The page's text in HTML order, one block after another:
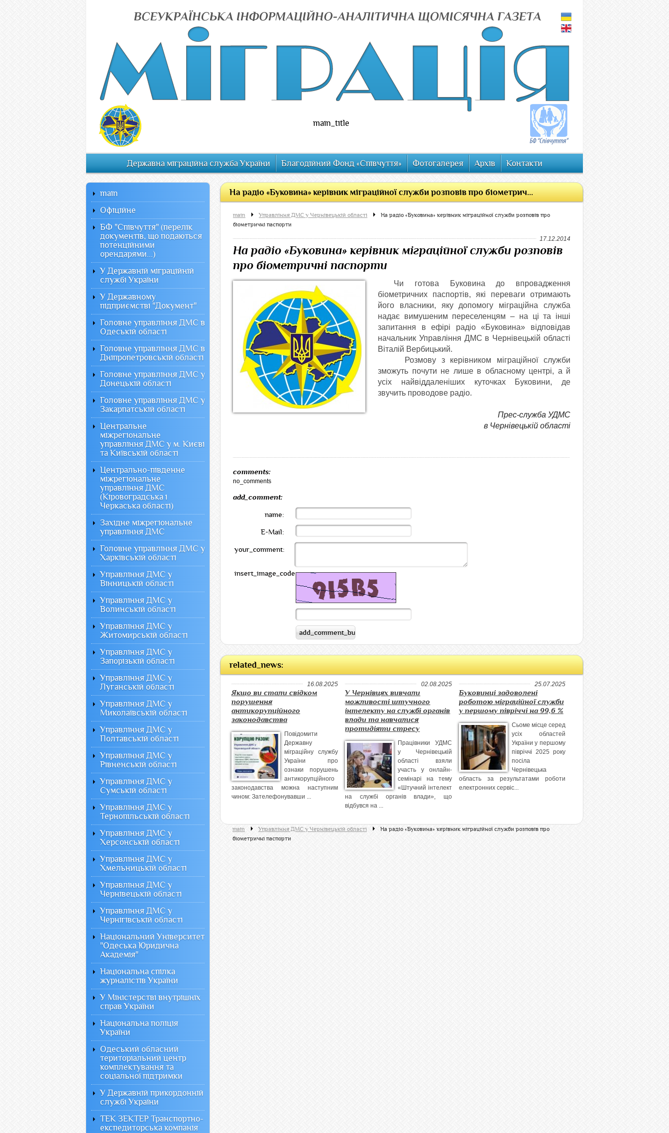
main_title
Державна міграційна служба України Благодійний Фонд «Співчуття» Фотогалерея Архів Контакти
На радіо «Буковина» керівник міграційної служби розповів про біометрич...
main Управління ДМС у Чернівецькій області
На радіо «Буковина» керівник міграційної служби розповів про
біометричні паспорти
17.12.2014
На радіо «Буковина» керівник міграційної служби розповів
про біометричні паспорти
Чи готова Буковина до впровадження
біометричних паспортів, які переваги отримають
його власники, яку допомогу міграційна служба
надає вимушеним переселенцям – на ці та інші
запитання в ефірі радіо «Буковина» відповідав
начальник Управління ДМС в Чернівецькій області
Віталій Вербицький.
Розмову з керівником міграційної служби
зможуть почути не лише в обласному центрі, а й
усіх найвіддаленіших куточках Буковини, де
звучить проводове радіо.
Прес-служба УДМС
в Чернівецькій області
comments:
no_comments
add_comment:
name:
E-Mail:
your_comment:
insert_image_code:
related_news:
16.08.2025
Якщо ви стали свідком
порушення
антикорупційного
законодавства
Повідомити
Державну
міграційну службу
України про
ознаки порушень
антикорупційного
законодавства можна наступним
чином: Зателефонувавши ...
02.08.2025
У Чернівцях вивчали
можливості штучного
інтелекту на службі органів
влади та навчалися
протидіяти стресу
Працівники УДМС
у Чернівецькій
області взяли
участь у онлайн-
семінарі на тему
«Штучний інтелект
на службі органів влади», що
відбувся на ...
25.07.2025
Буковинці задоволені
роботою міграційної служби
у першому півріччі на 99,6 %
Сьоме місце серед
усіх областей
України у першому
півріччі 2025 року
посіла
Чернівецька
область за результатами роботи
електронних сервіс...
main Управління ДМС у Чернівецькій області
На радіо «Буковина» керівник міграційної служби розповів про
біометричні паспорти
main
Офiцiйне
БФ "Співчуття" (перелік
документів, що подаються
потенційними
орендарями...)
У Державній міграційній
службі України
У Державному
підприємстві "Документ"
Головне управління ДМС в
Одеській області
Головне управління ДМС в
Дніпропетровській області
Головне управління ДМС у
Донецькій області
Головне управління ДМС у
Закарпатській області
Центральне
міжрегіональне
управління ДМС у м. Києві
та Київській області
Центрально-південне
міжрегіональне
управління ДМС
(Кіровоградська і
Черкаська області)
Західне міжрегіональне
управління ДМС
Головне управління ДМС у
Харківській області
Управління ДМС у
Вінницькій області
Управління ДМС у
Волинській області
Управління ДМС у
Житомирській області
Управління ДМС у
Запорізькій області
Управління ДМС у
Луганській області
Управління ДМС у
Миколаївській області
Управління ДМС у
Полтавській області
Управління ДМС у
Рівненській області
Управління ДМС у
Сумській області
Управління ДМС у
Тернопільській області
Управління ДМС у
Херсонській області
Управління ДМС у
Хмельницькій області
Управління ДМС у
Чернівецькій області
Управління ДМС у
Чернігівській області
Національний Університет
"Одеська Юридична
Академія"
Національна спілка
журналістів України
У Міністерстві внутрішніх
справ України
Національна поліція
України
Одеський обласний
територіальний центр
комплектування та
соціальної підтримки
У Державній прикордонній
службі України
ТЕК ЗЕКТЕР Транспортно-
експедиторська компанія